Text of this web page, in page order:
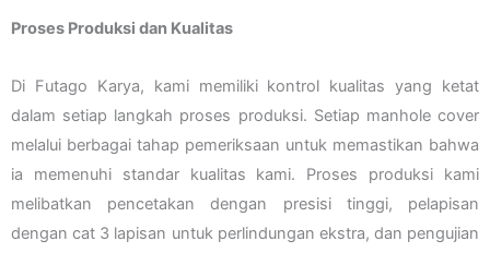
Proses Produksi dan Kualitas
Di Futago Karya, kami memiliki kontrol kualitas yang ketat
dalam setiap langkah proses produksi. Setiap manhole cover
melalui berbagai tahap pemeriksaan untuk memastikan bahwa
ia memenuhi standar kualitas kami. Proses produksi kami
melibatkan pencetakan dengan presisi tinggi, pelapisan
dengan cat 3 lapisan untuk perlindungan ekstra, dan pengujian